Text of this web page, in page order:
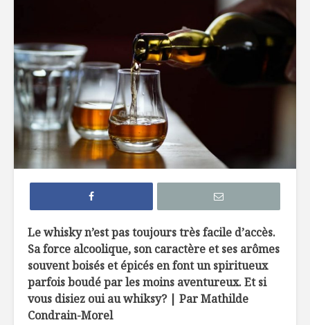
Le whisky n’est pas toujours très facile d’accès.
Sa force alcoolique, son caractère et ses arômes
souvent boisés et épicés en font un spiritueux
parfois boudé par les moins aventureux. Et si
vous disiez oui au whiksy? | Par Mathilde
Condrain-Morel
4 liqueurs de fruits
du Québec à
cidres de pommes
En suivant les
traces du loup:
rencontre avec
Alain Rochard
Cours de
sexe ?
Les vins